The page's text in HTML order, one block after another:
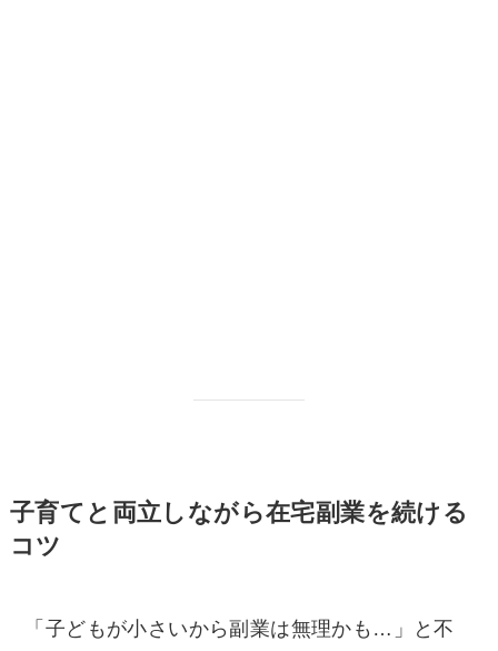
子育てと両立しながら在宅副業を続ける
コツ
「子どもが小さいから副業は無理かも…」と不